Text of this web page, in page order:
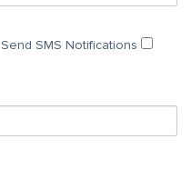
Send SMS Notifications